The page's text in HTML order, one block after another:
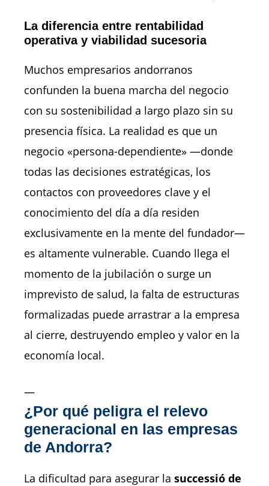
La diferencia entre rentabilidad
operativa y viabilidad sucesoria
Muchos empresarios andorranos
confunden la buena marcha del negocio
con su sostenibilidad a largo plazo sin su
presencia física. La realidad es que un
negocio «persona-dependiente» —donde
todas las decisiones estratégicas, los
contactos con proveedores clave y el
conocimiento del día a día residen
exclusivamente en la mente del fundador—
es altamente vulnerable. Cuando llega el
momento de la jubilación o surge un
imprevisto de salud, la falta de estructuras
formalizadas puede arrastrar a la empresa
al cierre, destruyendo empleo y valor en la
economía local.
—
¿Por qué peligra el relevo
generacional en las empresas
de Andorra?
La dificultad para asegurar la successió de